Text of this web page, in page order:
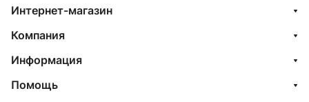
Интернет-магазин
Компания
Информация
Помощь